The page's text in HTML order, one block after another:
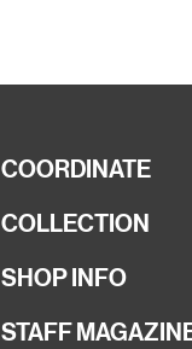
COORDINATE
COLLECTION
SHOP INFO
STAFF